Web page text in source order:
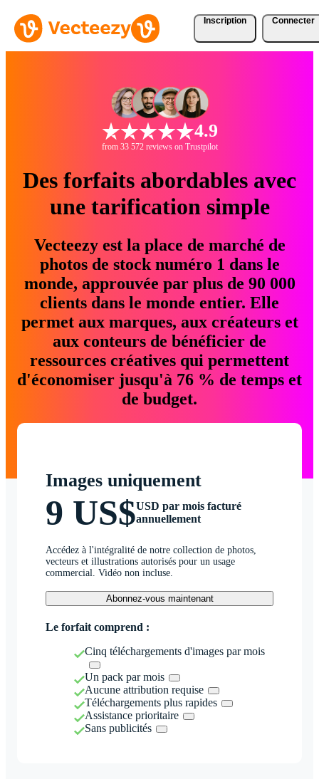
Inscription Connecter
4.9
from 33 572 reviews on Trustpilot
Des forfaits abordables avec
une tarification simple
Vecteezy est la place de marché de
photos de stock numéro 1 dans le
monde, approuvée par plus de 90 000
clients dans le monde entier. Elle
permet aux marques, aux créateurs et
aux conteurs de bénéficier de
ressources créatives qui permettent
d'économiser jusqu'à 76 % de temps et
de budget.
Images uniquement
9 US$USD par mois facturé
annuellement
Accédez à l'intégralité de notre collection de photos,
vecteurs et illustrations autorisés pour un usage
commercial. Vidéo non incluse.
Abonnez-vous maintenant
Le forfait comprend :
Cinq téléchargements d'images par mois
Un pack par mois
Aucune attribution requise
Téléchargements plus rapides
Assistance prioritaire
Sans publicités